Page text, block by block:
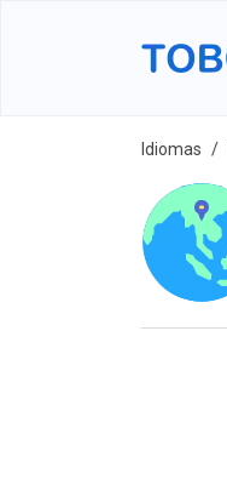
Idiomas